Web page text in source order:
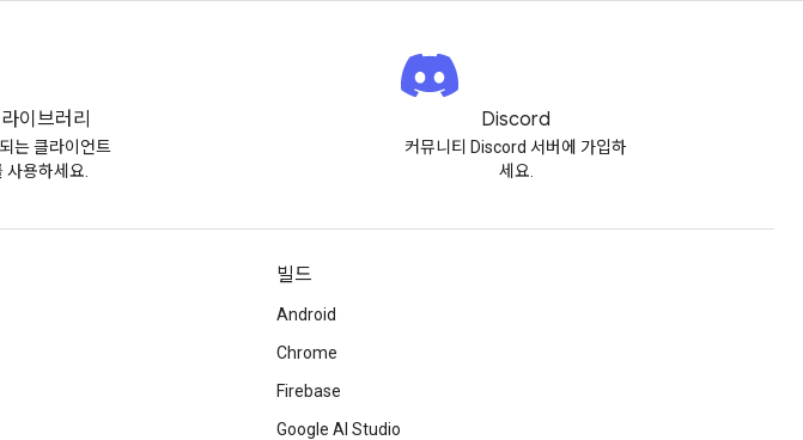
이브러리
는 클라이언트
사용하세요.
Discord
커뮤니티 Discord 서버에 가입하
세요.
빌드
Android
Chrome
Firebase
Google AI Studio